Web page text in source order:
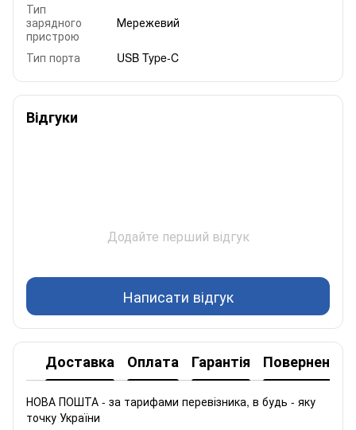
Тип
зарядного
пристрою
Мережевий
Тип порта USB Type-C
Відгуки
Додайте перший відгук
Написати відгук
Доставка Оплата Гарантія Повернення
НОВА ПОШТА - за тарифами перевізника, в будь - яку
точку України